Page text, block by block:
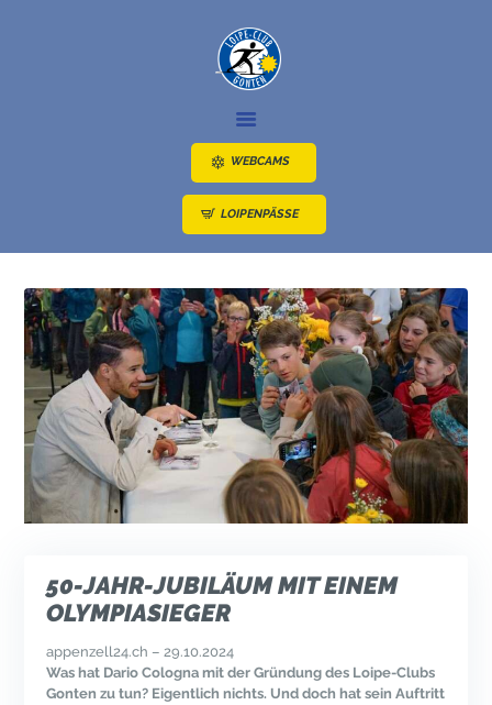
WEBCAMS
LOIPENPÄSSE
ANGEBOTE
ÜBER UNS
50-JAHR-JUBILÄUM MIT EINEM
OLYMPIASIEGER
appenzell24.ch – 29.10.2024
Was hat Dario Cologna mit der Gründung des Loipe-Clubs
Gonten zu tun? Eigentlich nichts. Und doch hat sein Auftritt